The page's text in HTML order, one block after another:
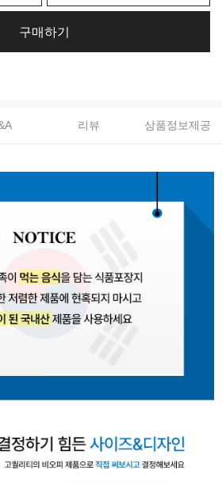
구매하기
리뷰 상품정보제공